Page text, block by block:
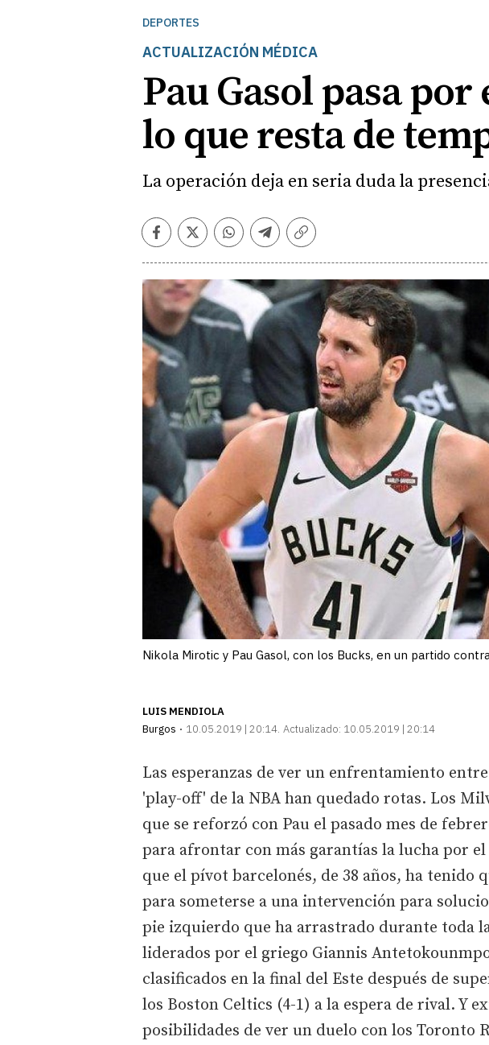
DEPORTES
ACTUALIZACIÓN MÉDICA
Pau Gasol pasa
lo que resta de
La operación deja en seria duda la
Facebook
TwitterWhatsapp
Telegram
Copiar
Nikola Mirotic y Pau Gasol, con los Bucks, en un partido
LUIS MENDIOLA
Burgos
10.05.2019 | 20:14 Actualizado: 10.05.2019 | 20:14
Las esperanzas de ver un enfrentamiento
'play-off' de la NBA han quedado rotas. Los
que se reforzó con Pau el pasado mes de
para afrontar con más garantías la lucha por
que el pívot barcelonés, de 38 años, ha tenido
para someterse a una intervención para
pie izquierdo que ha arrastrado durante toda
liderados por el griego Giannis
clasificados en la final del Este después de
los Boston Celtics (4-1) a la espera de rival. Y
posibilidades de ver un duelo con los Toronto